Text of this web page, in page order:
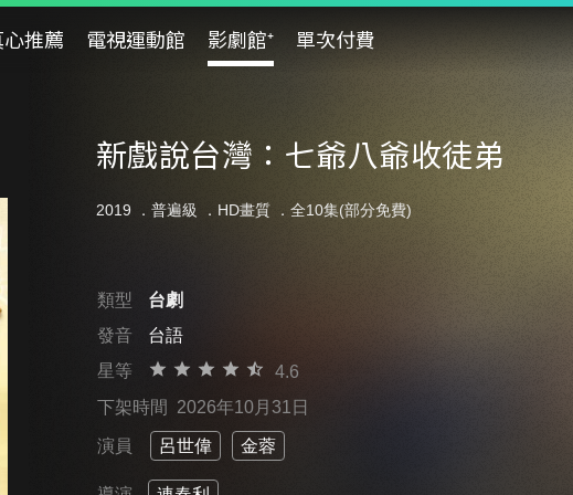
推薦 電視運動館 影劇館⁺ 單次付費
新戲說台灣：七爺八爺收徒弟
2019 ． 普遍級 ．HD畫質 ．全10集(部分免費)
類型
台劇
發音
台語
星等
4.6
下架時間 2026年10月31日
演員 呂世偉 金蓉